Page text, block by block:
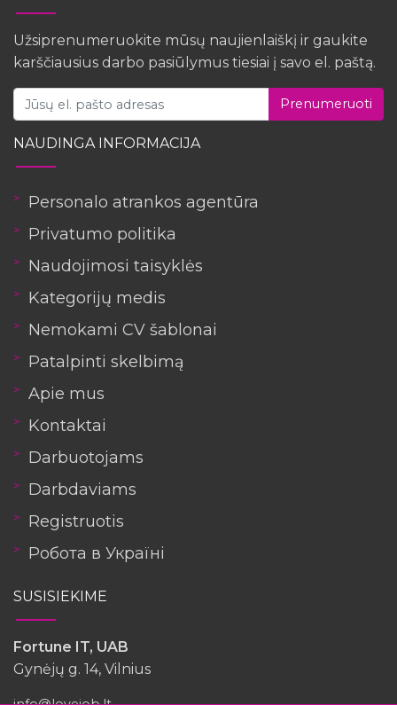
Užsiprenumeruokite mūsų naujienlaiškį ir gaukite
karščiausius darbo pasiūlymus tiesiai į savo el. paštą.
Prenumeruoti
NAUDINGA INFORMACIJA
Personalo atrankos agentūra
Privatumo politika
Naudojimosi taisyklės
Kategorijų medis
Nemokami CV šablonai
Patalpinti skelbimą
Apie mus
Kontaktai
Darbuotojams
Darbdaviams
Registruotis
Робота в Україні
SUSISIEKIME
Fortune IT, UAB
Gynėjų g. 14, Vilnius